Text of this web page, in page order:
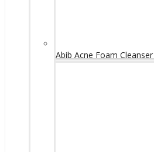
Abib Acne Foam